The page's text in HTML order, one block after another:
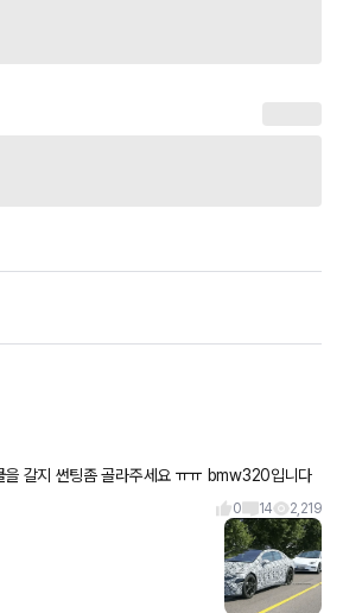
딜러표 t1 을 갈지 아님 동네에 있는 솔라가드 레이노를갈지 조금 떨어져있는 브이쿨을 갈지 썬팅좀 골라주세요 ㅠㅠ bmw320입니다
0 14 2,219